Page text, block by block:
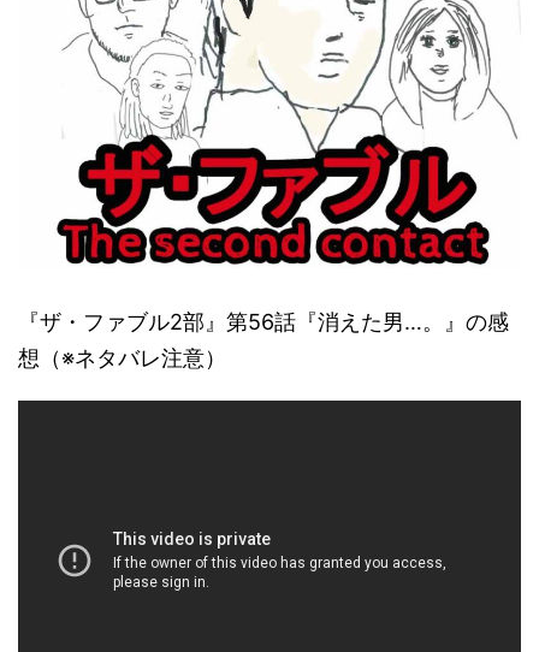
『ザ・ファブル2部』第56話『消えた男…。』の感
想（※ネタバレ注意）